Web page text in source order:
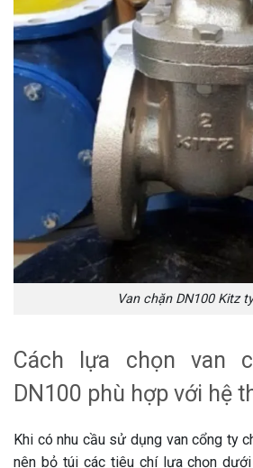
Van chặn DN100 Kitz
Cách lựa chọn van
DN100 phù hợp với hệ
Khi có nhu cầu sử dụng van cổng ty
nên bỏ túi các tiêu chí lựa chọn